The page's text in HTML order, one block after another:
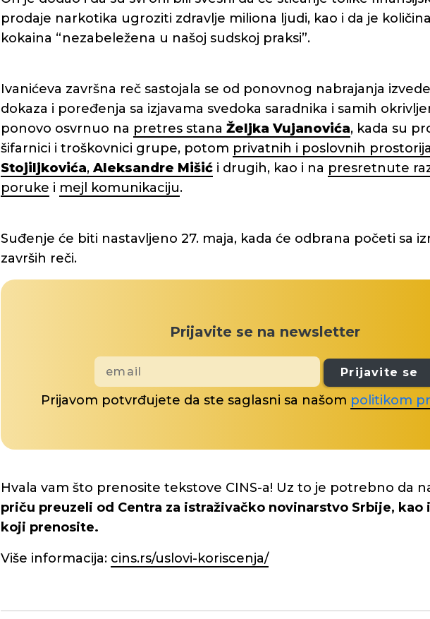
prodaje narkotika ugroziti zdravlje miliona ljudi, kao i da je
kokaina “nezabeležena u našoj sudskoj praksi”.
Ivanićeva završna reč sastojala se od ponovnog nabrajanja
dokaza i poređenja sa izjavama svedoka saradnika i samih
ponovo osvrnuo na pretres stana Željka Vujanovića, kada su
šifarnici i troškovnici grupe, potom privatnih i poslovnih prostorija
Stojiljkovića, Aleksandre Mišić i drugih, kao i na presretnute
poruke i mejl komunikaciju.
Suđenje će biti nastavljeno 27. maja, kada će odbrana početi sa
završih reči.
Prijavite se na newsletter
Prijavite se
Prijavom potvrđujete da ste saglasni sa našom politikom
Hvala vam što prenosite tekstove CINS-a! Uz to je potrebno da
priču preuzeli od Centra za istraživačko novinarstvo Srbije,
koji prenosite.
Više informacija: cins.rs/uslovi-koriscenja/